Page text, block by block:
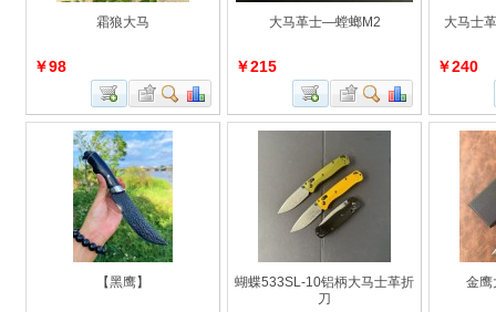
霜狼大马
￥98
大马革士—螳螂M2
￥215
大马士
￥240
【黑鹰】
蝴蝶533SL-10铝柄大马士革折
刀
金鹰